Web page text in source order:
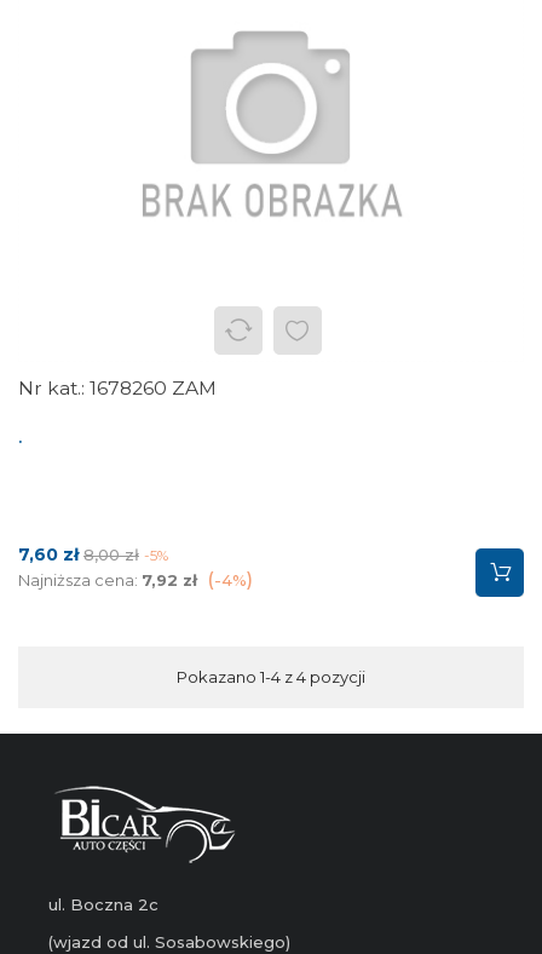
1678260 ZAM
.
Cena
7,60 zł Cena
podstawowa
8,00 zł -5%
Najniższa cena: 7,92 zł -4%
Pokazano 1-4 z 4 pozycji
ul. Boczna 2c
(wjazd od ul. Sosabowskiego)